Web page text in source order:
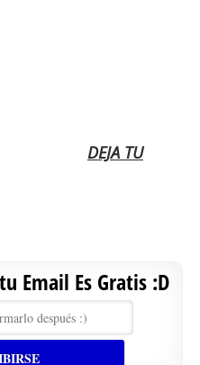
DEJA TU
Email Es Gratis :D